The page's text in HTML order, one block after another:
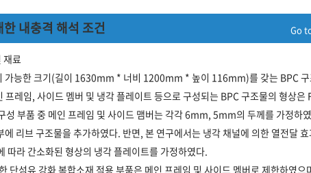
내충격 해석 조건
료
가능한 크기(길이 1630mm * 너비 1200mm * 높이 116mm)를 갖는 BPC 구
프레임, 사이드 멤버 및 냉각 플레이트 등으로 구성되는 BPC 구조물의 형상은
성 부품 중 메인 프레임 및 사이드 맴버는 각각 6mm, 5mm의 두께를 가정하
에 리브 구조물을 추가하였다. 반면, 본 연구에서는 냉각 채널에 의한 열전달
따라 간소화된 형상의 냉각 플레이트를 가정하였다.
단섬유 강화 복합소재 적용 부품은 메인 프레임 및 사이드 멤버로 제한하였으